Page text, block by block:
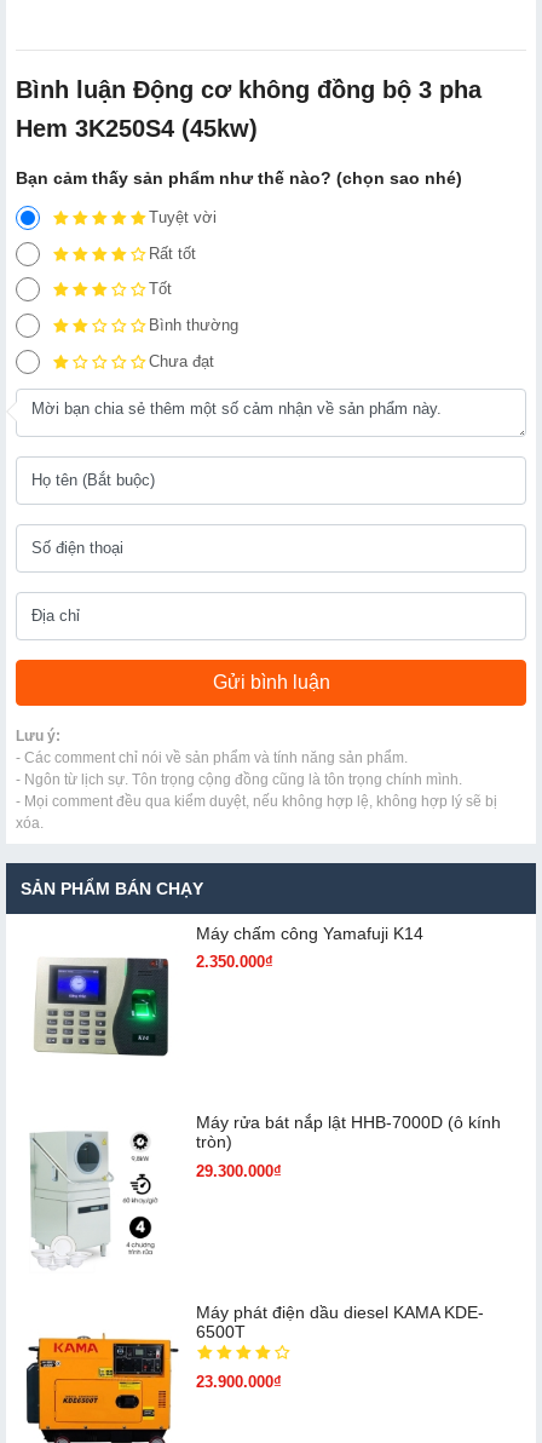
Bình luận Động cơ không đồng bộ 3 pha
Hem 3K250S4 (45kw)
Bạn cảm thấy sản phẩm như thế nào? (chọn sao nhé)
Tuyệt vời
Rất tốt
Tốt
Bình thường
Chưa đạt
Lưu ý:
- Các comment chỉ nói về sản phẩm và tính năng sản phẩm.
- Ngôn từ lịch sự. Tôn trọng cộng đồng cũng là tôn trọng chính mình.
- Mọi comment đều qua kiểm duyệt, nếu không hợp lệ, không hợp lý sẽ bị
xóa.
SẢN PHẨM BÁN CHẠY
Máy chấm cô​ng Yamafuji K14
2.350.000₫
Máy rửa bát nắp lật HHB-7000D (ô kính
tròn)
29.300.000₫
Máy phát điện dầu diesel KAMA KDE-
6500T
23.900.000₫